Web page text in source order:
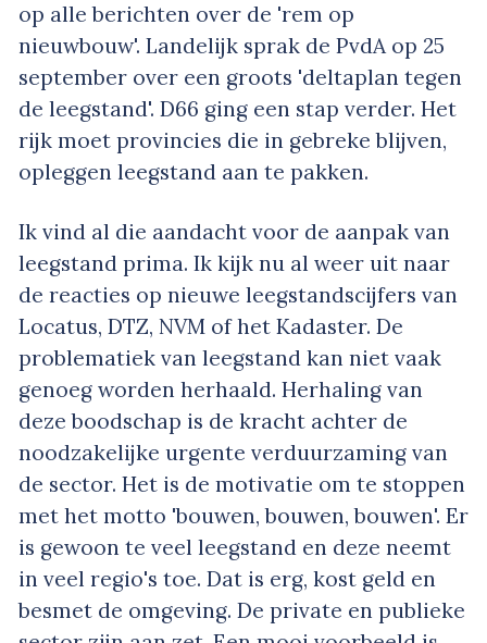
op alle berichten over de 'rem op
nieuwbouw'. Landelijk sprak de PvdA op 25
september over een groots 'deltaplan tegen
de leegstand'. D66 ging een stap verder. Het
rijk moet provincies die in gebreke blijven,
opleggen leegstand aan te pakken.
Ik vind al die aandacht voor de aanpak van
leegstand prima. Ik kijk nu al weer uit naar
de reacties op nieuwe leegstandscijfers van
Locatus, DTZ, NVM of het Kadaster. De
problematiek van leegstand kan niet vaak
genoeg worden herhaald. Herhaling van
deze boodschap is de kracht achter de
noodzakelijke urgente verduurzaming van
de sector. Het is de motivatie om te stoppen
met het motto 'bouwen, bouwen, bouwen'. Er
is gewoon te veel leegstand en deze neemt
in veel regio's toe. Dat is erg, kost geld en
besmet de omgeving. De private en publieke